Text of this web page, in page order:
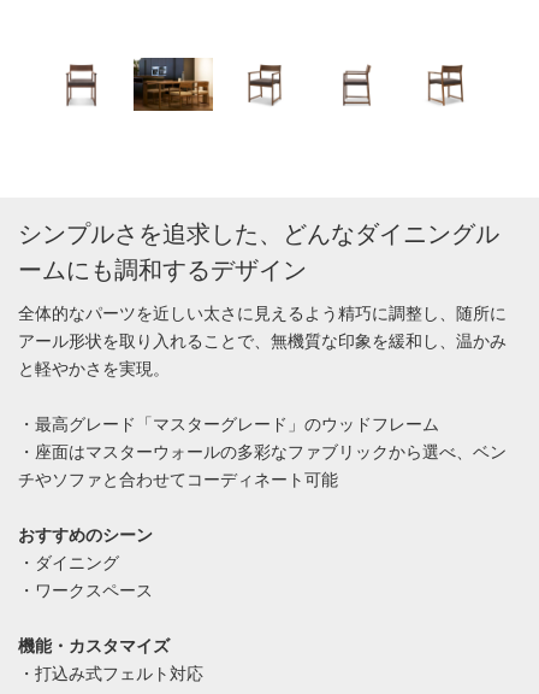
シンプルさを追求した、どんなダイニングル
ームにも調和するデザイン
全体的なパーツを近しい太さに見えるよう精巧に調整し、随所に
アール形状を取り入れることで、無機質な印象を緩和し、温かみ
と軽やかさを実現。
・最高グレード「マスターグレード」のウッドフレーム
・座面はマスターウォールの多彩なファブリックから選べ、ベン
チやソファと合わせてコーディネート可能
おすすめのシーン
・ダイニング
・ワークスペース
機能・カスタマイズ
・打込み式フェルト対応